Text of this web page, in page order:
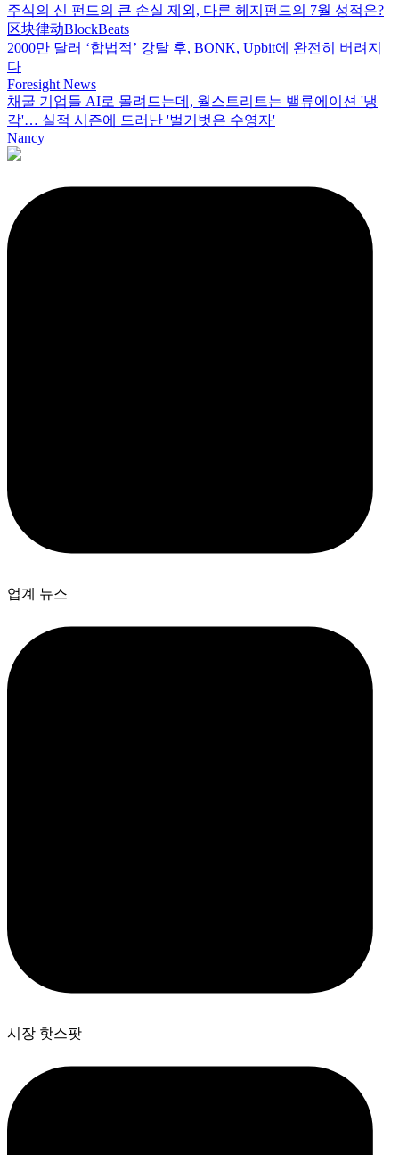
주식의 신 펀드의 큰 손실 제외, 다른 헤지펀드의 7월 성적은?
区块律动BlockBeats
2000만 달러 ‘합법적’ 강탈 후, BONK, Upbit에 완전히 버려지
다
Foresight News
채굴 기업들 AI로 몰려드는데, 월스트리트는 밸류에이션 '냉
각'… 실적 시즌에 드러난 '벌거벗은 수영자'
Nancy
업계 뉴스
시장 핫스팟